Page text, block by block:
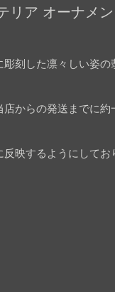
リア オーナメ
刻した凛々しい姿
からの発送までに
映するようにして